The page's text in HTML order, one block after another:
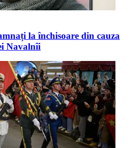
la închisoare din cauza
Navalnîi